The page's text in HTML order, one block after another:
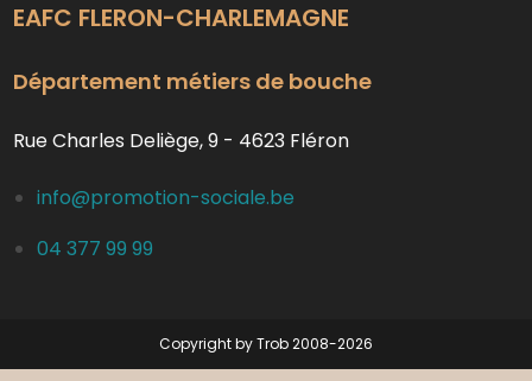
EAFC FLERON-CHARLEMAGNE
Département métiers de bouche
Rue Charles Deliège, 9 - 4623 Fléron
info@promotion-sociale.be
04 377 99 99
Copyright by Trob 2008-2026